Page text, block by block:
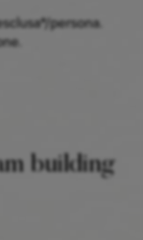
persona.
building